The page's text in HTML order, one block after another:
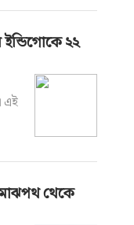
ইন্ডিগোকে ২২
এই
মাঝপথ থেকে